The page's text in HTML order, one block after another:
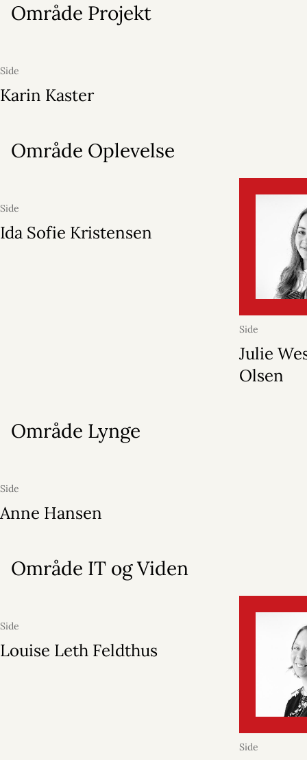
Område Projekt
Side
Karin Kaster
Område Oplevelse
Side
Ida Sofie Kristensen
Side
Julie
Olsen
Område Lynge
Side
Anne Hansen
Område IT og Viden
Side
Louise Leth Feldthus
Side